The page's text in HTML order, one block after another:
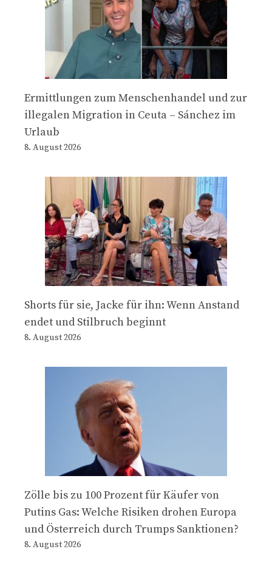
Ermittlungen zum Menschenhandel und zur
illegalen Migration in Ceuta – Sánchez im
Urlaub
8. August 2026
Shorts für sie, Jacke für ihn: Wenn Anstand
endet und Stilbruch beginnt
8. August 2026
Zölle bis zu 100 Prozent für Käufer von
Putins Gas: Welche Risiken drohen Europa
und Österreich durch Trumps Sanktionen?
8. August 2026